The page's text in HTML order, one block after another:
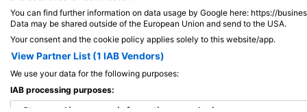
Air Cavern (★4.7)
A Hannouch régió sziklás partjai alatt található ez az
érdekes barlang, amelynek belsejében egy érdekes
hideg édesvizű forrás található. Két bejáratot kínál,
az egyik 4 méteres mélységben a tapasztalatlan
búvároknak, a másik 14 méteres mélységben
azoknak, akik közepes tapasztalattal rendelkeznek.
You can find further information on data usage by Google here: https://
Data may be shared outside of the European Union and send to the USA.
Your consent and the cookie policy applies solely to this website/app.
View Partner List (1 IAB Vendors)
We use your data for the following purposes:
IAB processing purposes: